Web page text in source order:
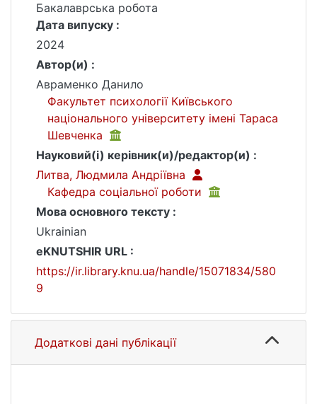
Бакалаврська робота
Дата випуску :
2024
Автор(и) :
Авраменко Данило
Факультет психології Київського
національного університету імені Тараса
Шевченка
Науковий(і) керівник(и)/редактор(и) :
Литва, Людмила Андріївна
Кафедра соціальної роботи
Мова основного тексту :
Ukrainian
eKNUTSHIR URL :
https://ir.library.knu.ua/handle/15071834/580
9
Додаткові дані публікації